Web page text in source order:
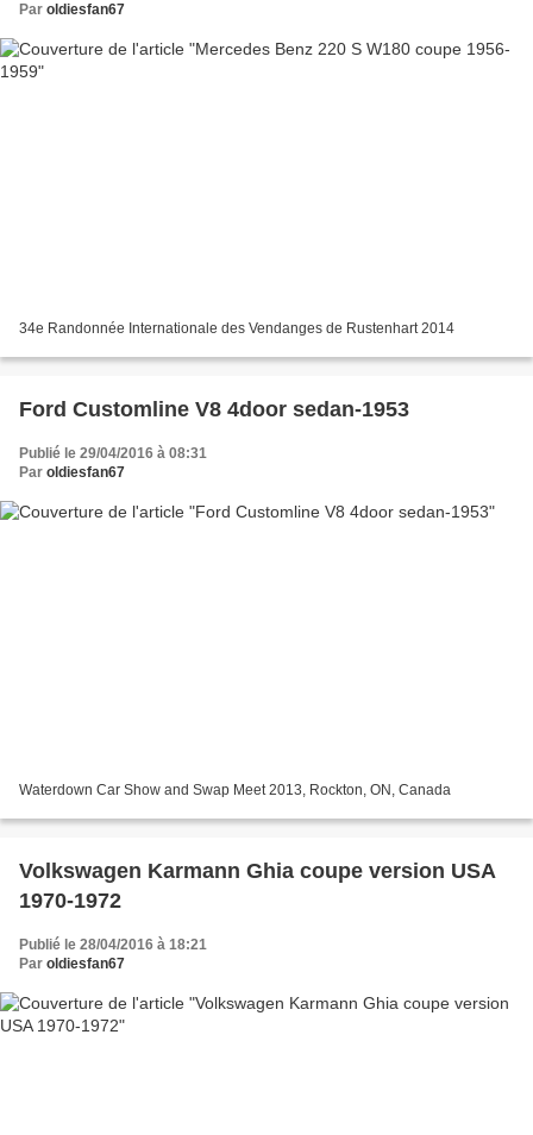
Par oldiesfan67
34e Randonnée Internationale des Vendanges de Rustenhart 2014
Ford Customline V8 4door sedan-1953
Publié le 29/04/2016 à 08:31
Par oldiesfan67
Waterdown Car Show and Swap Meet 2013, Rockton, ON, Canada
Volkswagen Karmann Ghia coupe version USA
1970-1972
Publié le 28/04/2016 à 18:21
Par oldiesfan67